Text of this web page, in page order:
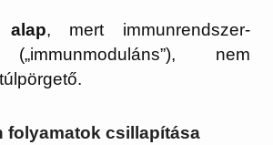
alap, mert immunrendszer-
nem
folyamatok csillapítása